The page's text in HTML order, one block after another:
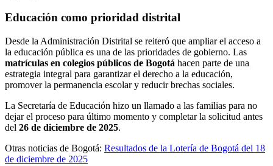
Educación como prioridad distrital
Desde la Administración Distrital se reiteró que ampliar el acceso a
la educación pública es una de las prioridades de gobierno. Las
matrículas en colegios públicos de Bogotá hacen parte de una
estrategia integral para garantizar el derecho a la educación,
promover la permanencia escolar y reducir brechas sociales.
La Secretaría de Educación hizo un llamado a las familias para no
dejar el proceso para último momento y completar la solicitud antes
del 26 de diciembre de 2025.
Otras noticias de Bogotá: Resultados de la Lotería de Bogotá del 18
de diciembre de 2025